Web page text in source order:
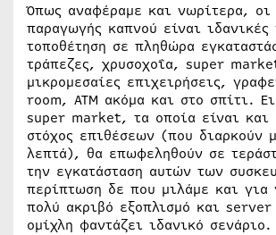
Όπως αναφέραμε και νωρίτερα, οι
παραγωγής καπνού είναι ιδανικές
τοποθέτηση σε πληθώρα
τράπεζες, χρυσοχοΐα, super
μικρομεσαίες επιχειρήσεις,
room, ATM ακόμα και στο σπίτι.
super market, τα οποία είναι και
στόχος επιθέσεων (που διαρκούν
λεπτά), θα επωφεληθούν σε
την εγκατάσταση αυτών των
περίπτωση δε που μιλάμε και για
πολύ ακριβό εξοπλισμό και
ομίχλη φαντάζει ιδανικό